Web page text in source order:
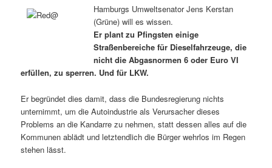
Hamburgs Umweltsenator Jens Kerstan
(Grüne) will es wissen.
Er plant zu Pfingsten einige
Straßenbereiche für Dieselfahrzeuge, die
nicht die Abgasnormen 6 oder Euro VI
erfüllen, zu sperren. Und für LKW.
Er begründet dies damit, dass die Bundesregierung nichts
unternimmt, um die Autoindustrie als Verursacher dieses
Problems an die Kandarre zu nehmen, statt dessen alles auf die
Kommunen ablädt und letztendlich die Bürger wehrlos im Regen
stehen lässt.